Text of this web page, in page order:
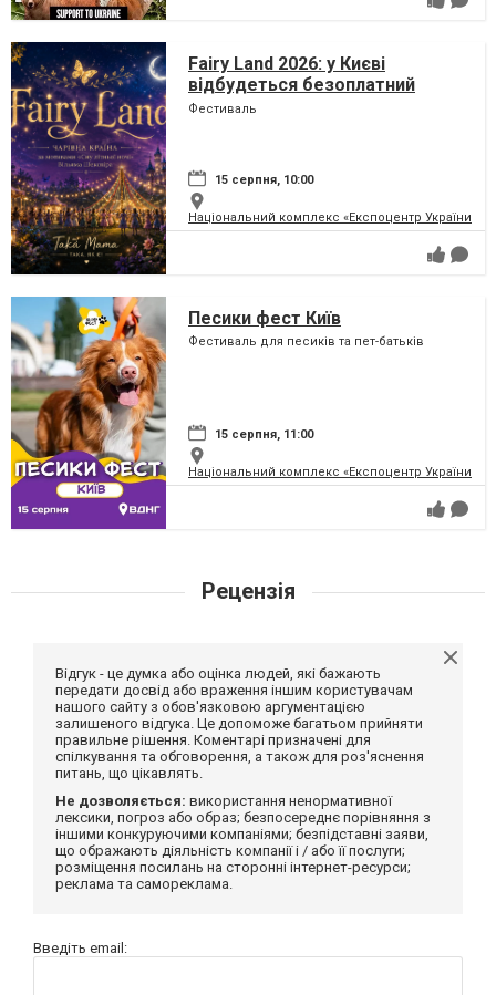
Fairy Land 2026: у Києві
відбудеться безоплатний
сімейний фестиваль, який
Фестиваль
15 серпня, 10:00
Національний комплекс «Експоцентр України»
Песики фест Київ
Фестиваль для песиків та пет-батьків
15 серпня, 11:00
Національний комплекс «Експоцентр України»
Рецензія
Відгук - це думка або оцінка людей, які бажають
передати досвід або враження іншим користувачам
нашого сайту з обов'язковою аргументацією
залишеного відгука. Це допоможе багатьом прийняти
правильне рішення. Коментарі призначені для
спілкування та обговорення, а також для роз'яснення
питань, що цікавлять.
Не дозволяється: використання ненормативної
лексики, погроз або образ; безпосереднє порівняння з
іншими конкуруючими компаніями; безпідставні заяви,
що ображають діяльність компанії і / або її послуги;
розміщення посилань на сторонні інтернет-ресурси;
реклама та самореклама.
Введіть email: